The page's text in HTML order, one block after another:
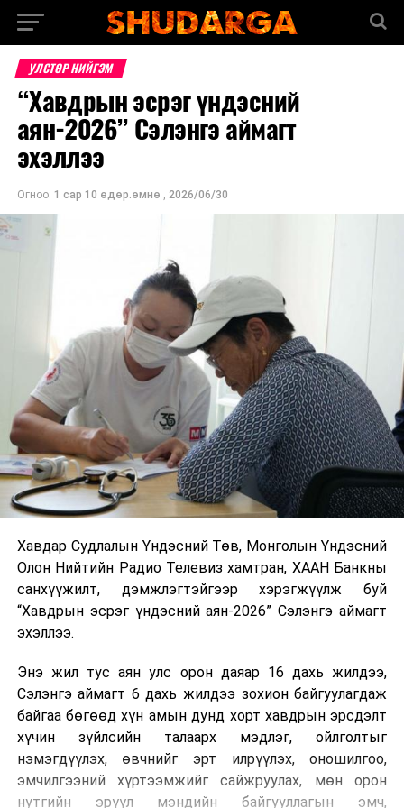
УЛСТӨР НИЙГЭМ
“Хавдрын эсрэг үндэсний
аян-2026” Сэлэнгэ аймагт
эхэллээ
Огноо: 1 сар 10 өдөр.өмнө , 2026/06/30
Хавдар Судлалын Үндэсний Төв, Монголын Үндэсний
Олон Нийтийн Радио Телевиз хамтран, ХААН Банкны
санхүүжилт, дэмжлэгтэйгээр хэрэгжүүлж буй
“Хавдрын эсрэг үндэсний аян-2026” Сэлэнгэ аймагт
эхэллээ.
Энэ жил тус аян улс орон даяар 16 дахь жилдээ,
Сэлэнгэ аймагт 6 дахь жилдээ зохион байгуулагдаж
байгаа бөгөөд хүн амын дунд хорт хавдрын эрсдэлт
хүчин зүйлсийн талаарх мэдлэг, ойлголтыг
нэмэгдүүлэх, өвчнийг эрт илрүүлэх, оношилгоо,
эмчилгээний хүртээмжийг сайжруулах, мөн орон
нутгийн эрүүл мэндийн байгууллагын эмч,